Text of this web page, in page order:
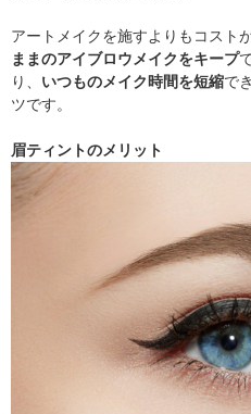
アートメイクを施すよりもコスト
ままのアイブロウメイクをキープ
り、 いつものメイク時間を短縮で
ツです。
眉ティントのメリット